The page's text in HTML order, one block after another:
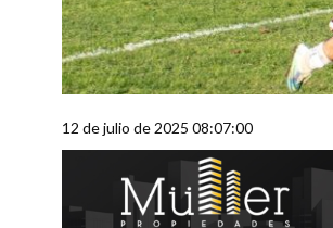
12 de julio de 2025 08:07:00